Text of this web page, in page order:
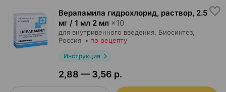
Верапамила гидрохлорид, раствор, 2.5
мг / 1 мл 2 мл ×10
для внутривенного введения, Биосинтез
Россия • по рецепту
Инструкция
2,88 — 3,56 р.